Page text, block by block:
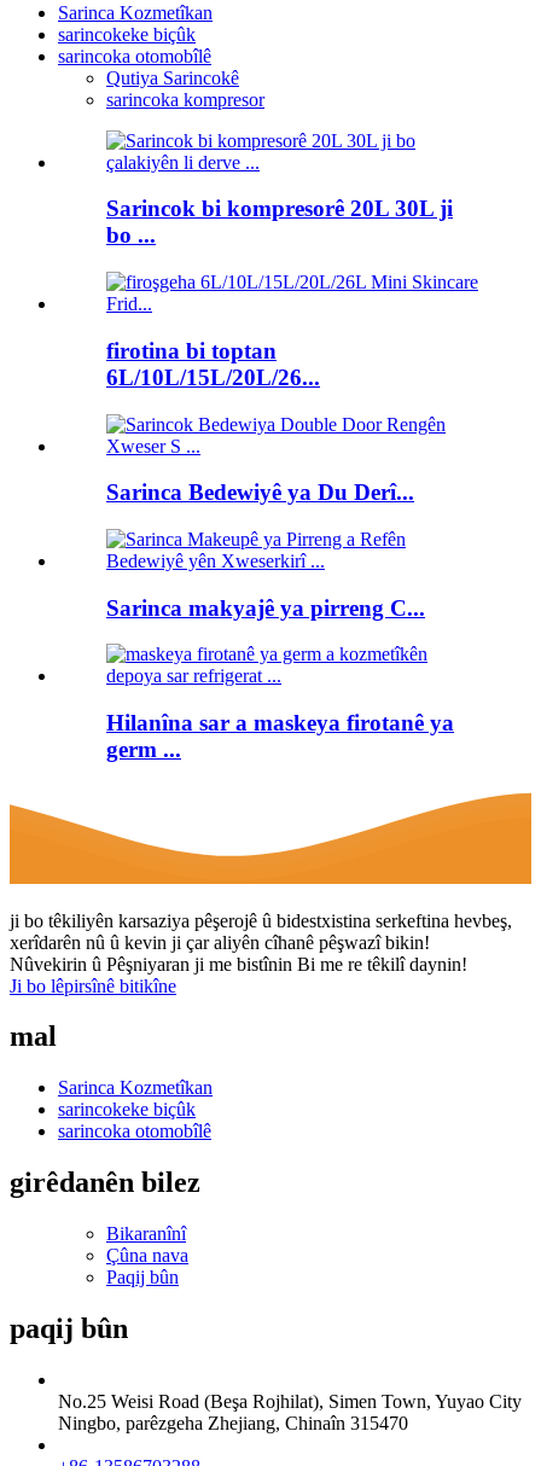
Sarinca Kozmetîkan
sarincokeke biçûk
sarincoka otomobîlê
Qutiya Sarincokê
sarincoka kompresor
Sarincok bi kompresorê 20L 30L ji
bo ...
firotina bi toptan
6L/10L/15L/20L/26...
Sarinca Bedewiyê ya Du Derî...
Sarinca makyajê ya pirreng C...
Hilanîna sar a maskeya firotanê ya
germ ...
ji bo têkiliyên karsaziya pêşerojê û bidestxistina serkeftina hevbeş,
xerîdarên nû û kevin ji çar aliyên cîhanê pêşwazî bikin!
Nûvekirin û Pêşniyaran ji me bistînin Bi me re têkilî daynin!
Ji bo lêpirsînê bitikîne
mal
Sarinca Kozmetîkan
sarincokeke biçûk
sarincoka otomobîlê
girêdanên bilez
Bikaranînî
Çûna nava
Paqij bûn
paqij bûn
No.25 Weisi Road (Beşa Rojhilat), Simen Town, Yuyao City
Ningbo, parêzgeha Zhejiang, Chinaîn 315470